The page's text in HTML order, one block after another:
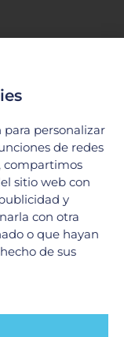
para personalizar
de redes
compartimos
sitio web con
y
con otra
o que hayan
de sus